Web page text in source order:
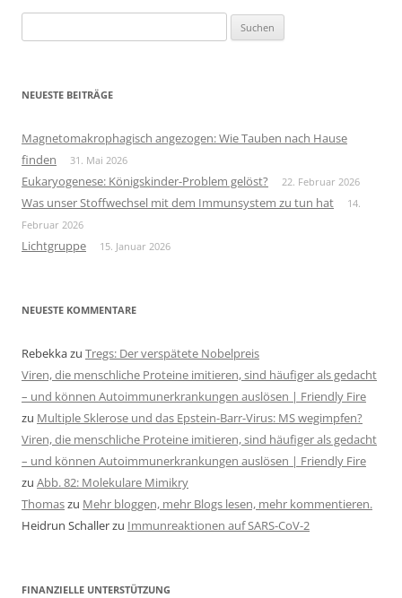
nach:
NEUESTE BEITRÄGE
Magnetomakrophagisch angezogen: Wie Tauben nach Hause
finden
31. Mai 2026
Eukaryogenese: Königskinder-Problem gelöst? 22. Februar 2026
Was unser Stoffwechsel mit dem Immunsystem zu tun hat
14.
Februar 2026
Lichtgruppe 15. Januar 2026
NEUESTE KOMMENTARE
Rebekkazu Tregs: Der verspätete Nobelpreis
Viren, die menschliche Proteine imitieren, sind häufiger als gedacht
– und können Autoimmunerkrankungen auslösen | Friendly Fire
zu Multiple Sklerose und das Epstein-Barr-Virus: MS wegimpfen?
Viren, die menschliche Proteine imitieren, sind häufiger als gedacht
– und können Autoimmunerkrankungen auslösen | Friendly Fire
zu Abb. 82: Molekulare Mimikry
Thomaszu Mehr bloggen, mehr Blogs lesen, mehr kommentieren.
Heidrun Schallerzu Immunreaktionen auf SARS-CoV-2
FINANZIELLE UNTERSTÜTZUNG